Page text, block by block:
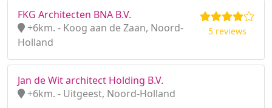
FKG Architecten BNA B.V.
+6km. - Koog aan de Zaan, Noord-
Holland
5 reviews
Jan de Wit architect Holding B.V.
+6km. - Uitgeest, Noord-Holland